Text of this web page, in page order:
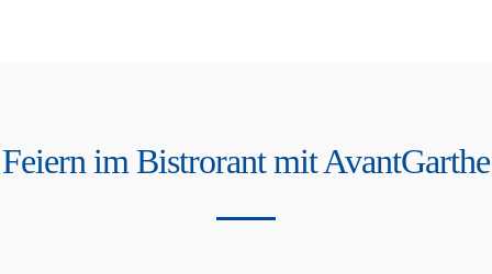
Feiern im Bistrorant mit AvantGarthe